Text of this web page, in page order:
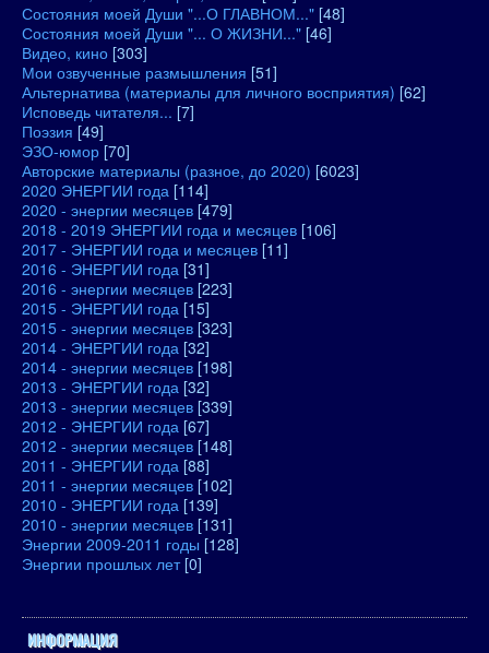
Состояния моей Души "...О ГЛАВНОМ..." [48]
Состояния моей Души "... О ЖИЗНИ..." [46]
Видео, кино [303]
Мои озвученные размышления [51]
Альтернатива (материалы для личного восприятия) [62]
Исповедь читателя... [7]
Поэзия [49]
ЭЗО-юмор [70]
Авторские материалы (разное, до 2020) [6023]
2020 ЭНЕРГИИ года [114]
2020 - энергии месяцев [479]
2018 - 2019 ЭНЕРГИИ года и месяцев [106]
2017 - ЭНЕРГИИ года и месяцев [11]
2016 - ЭНЕРГИИ года [31]
2016 - энергии месяцев [223]
2015 - ЭНЕРГИИ года [15]
2015 - энергии месяцев [323]
2014 - ЭНЕРГИИ года [32]
2014 - энергии месяцев [198]
2013 - ЭНЕРГИИ года [32]
2013 - энергии месяцев [339]
2012 - ЭНЕРГИИ года [67]
2012 - энергии месяцев [148]
2011 - ЭНЕРГИИ года [88]
2011 - энергии месяцев [102]
2010 - ЭНЕРГИИ года [139]
2010 - энергии месяцев [131]
Энергии 2009-2011 годы [128]
Энергии прошлых лет [0]
ИНФОРМАЦИЯ